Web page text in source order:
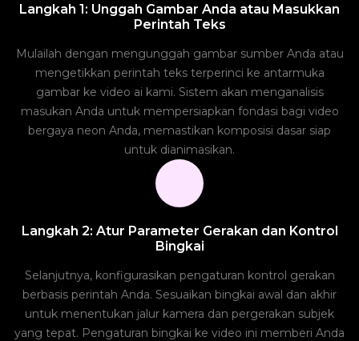
Langkah 1: Unggah Gambar Anda atau Masukkan
Perintah Teks
Mulailah dengan mengunggah gambar sumber Anda atau
mengetikkan perintah teks terperinci ke antarmuka
gambar ke video ai kami. Sistem akan menganalisis
masukan Anda untuk mempersiapkan fondasi bagi video
bergaya neon Anda, memastikan komposisi dasar siap
untuk dianimasikan.
Langkah 2: Atur Parameter Gerakan dan Kontrol
Bingkai
Selanjutnya, konfigurasikan pengaturan kontrol gerakan
berbasis perintah Anda. Sesuaikan bingkai awal dan akhir
untuk menentukan jalur kamera dan pergerakan subjek
yang tepat. Pengaturan bingkai ke video ini memberi Anda